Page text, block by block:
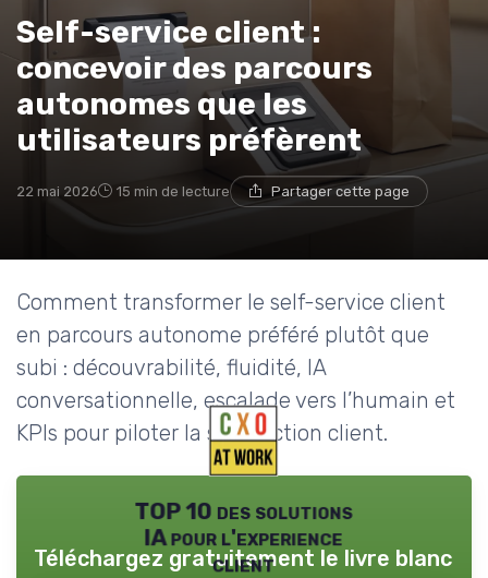
Self-service client :
concevoir des parcours
autonomes que les
utilisateurs préfèrent
22 mai 2026 15 min de lecture Partager cette page
Comment transformer le self-service client
en parcours autonome préféré plutôt que
subi : découvrabilité, fluidité, IA
conversationnelle, escalade vers l’humain et
KPIs pour piloter la satisfaction client.
TOP 10 des solutions
IA pour l'experience
client
Téléchargez gratuitement le livre blanc